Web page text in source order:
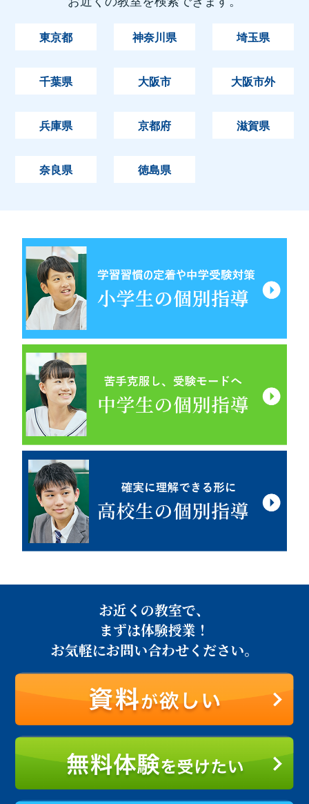
東京都 神奈川県 埼玉県
千葉県 大阪市 大阪市外
兵庫県 京都府 滋賀県
奈良県 徳島県
お近くの教室で、
まずは体験授業！
お気軽にお問い合わせください。